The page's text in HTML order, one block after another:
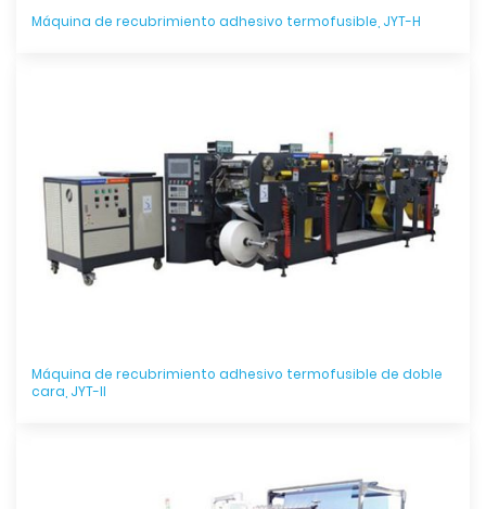
Máquina de recubrimiento adhesivo termofusible, JYT-H
Máquina de recubrimiento adhesivo termofusible de doble
cara, JYT-II